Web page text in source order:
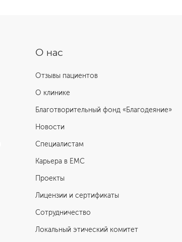
О нас
Отзывы пациентов
О клинике
Благотворительный фонд «Благодеяние»
Новости
Специалистам
Карьера в ЕМС
Проекты
Лицензии и сертификаты
Сотрудничество
Локальный этический комитет